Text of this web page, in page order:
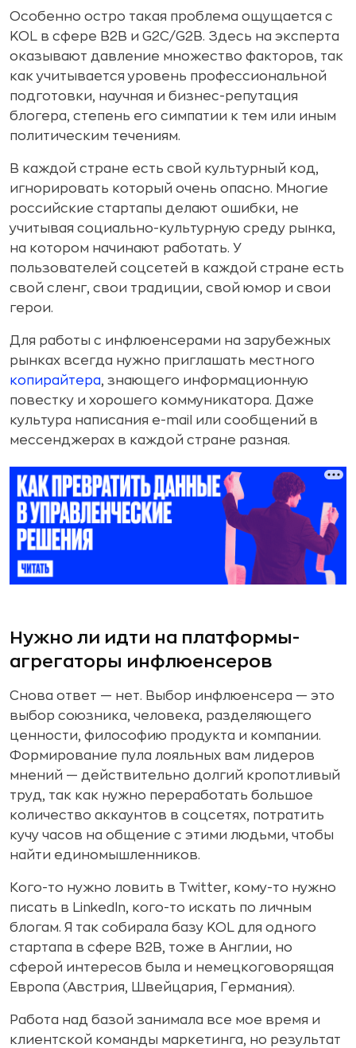
Особенно остро такая проблема ощущается с
KOL в сфере В2В и G2C/G2B. Здесь на эксперта
оказывают давление множество факторов, так
как учитывается уровень профессиональной
подготовки, научная и бизнес-репутация
блогера, степень его симпатии к тем или иным
политическим течениям.
В каждой стране есть свой культурный код,
игнорировать который очень опасно. Многие
российские стартапы делают ошибки, не
учитывая социально-культурную среду рынка,
на котором начинают работать. У
пользователей соцсетей в каждой стране есть
свой сленг, свои традиции, свой юмор и свои
герои.
Для работы с инфлюенсерами на зарубежных
рынках всегда нужно приглашать местного
копирайтера, знающего информационную
повестку и хорошего коммуникатора. Даже
культура написания e-mail или сообщений в
мессенджерах в каждой стране разная.
Нужно ли идти на платформы-
агрегаторы инфлюенсеров
Снова ответ — нет. Выбор инфлюенсера — это
выбор союзника, человека, разделяющего
ценности, философию продукта и компании.
Формирование пула лояльных вам лидеров
мнений — действительно долгий кропотливый
труд, так как нужно переработать большое
количество аккаунтов в соцсетях, потратить
кучу часов на общение с этими людьми, чтобы
найти единомышленников.
Кого-то нужно ловить в Twitter, кому-то нужно
писать в LinkedIn, кого-то искать по личным
блогам. Я так собирала базу KOL для одного
стартапа в сфере В2В, тоже в Англии, но
сферой интересов была и немецкоговорящая
Европа (Австрия, Швейцария, Германия).
Работа над базой занимала все мое время и
клиентской команды маркетинга, но результат